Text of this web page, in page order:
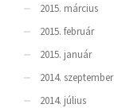
2015. március
2015. február
2015. január
2014. szeptember
2014. július